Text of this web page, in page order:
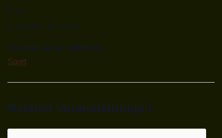
Zeit:
9:10 a.m. - 11:10 p.m.
Veranstaltungskategorie:
Sport
Related Veranstaltungen